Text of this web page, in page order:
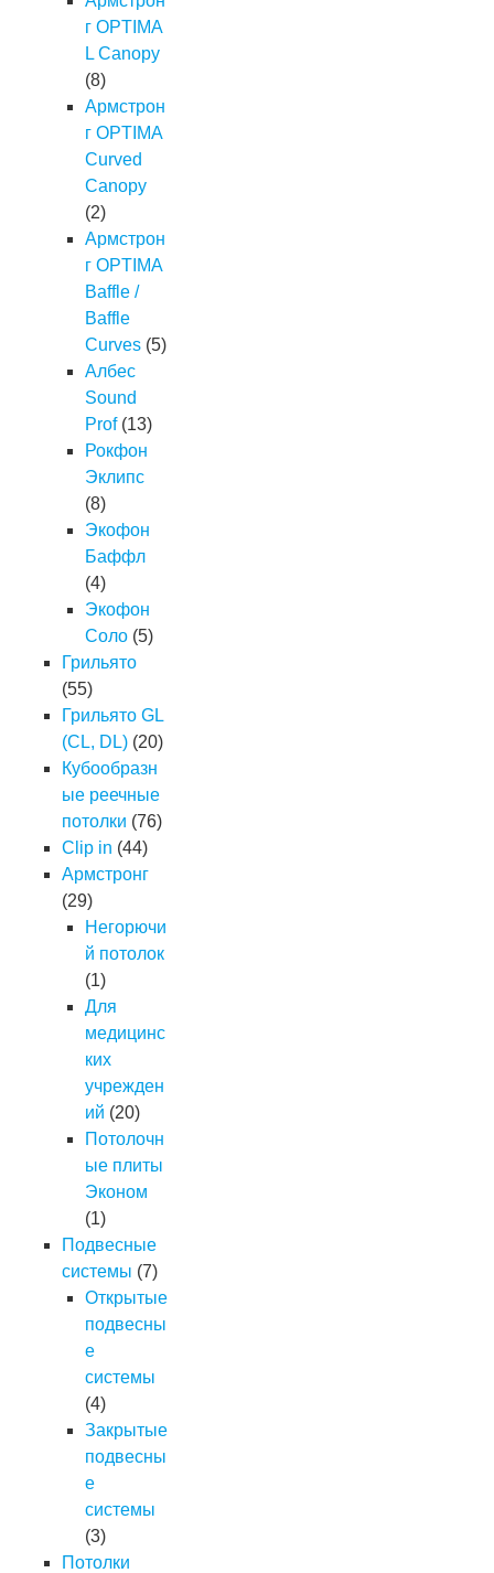
г OPTIMA
L Canopy
(8)
Армстрон
г OPTIMA
Curved
Canopy
(2)
Армстрон
г OPTIMA
Baffle /
Baffle
Curves (5)
Албес
Sound
Prof (13)
Рокфон
Эклипс
(8)
Экофон
Баффл
(4)
Экофон
Соло (5)
Грильято
(55)
Грильято GL
(CL, DL) (20)
Кубообразн
ые реечные
потолки (76)
Clip in (44)
Армстронг
(29)
Негорючи
й потолок
(1)
Для
медицинс
ких
учрежден
ий (20)
Потолочн
ые плиты
Эконом
(1)
Подвесные
системы (7)
Открытые
подвесны
е
системы
(4)
Закрытые
подвесны
е
системы
(3)
Потолки